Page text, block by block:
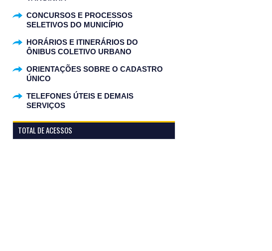
CONCURSOS E PROCESSOS
SELETIVOS DO MUNICÍPIO
HORÁRIOS E ITINERÁRIOS DO
ÔNIBUS COLETIVO URBANO
ORIENTAÇÕES SOBRE O CADASTRO
ÚNICO
TELEFONES ÚTEIS E DEMAIS
SERVIÇOS
TOTAL DE ACESSOS